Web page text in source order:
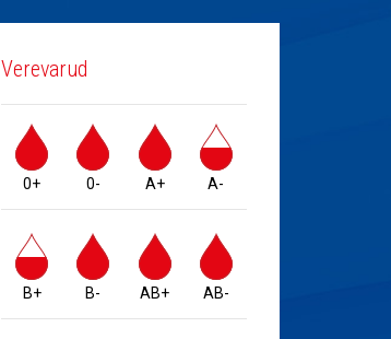
Verevarud
0+ 0- A+ A-
B+ B- AB+ AB-